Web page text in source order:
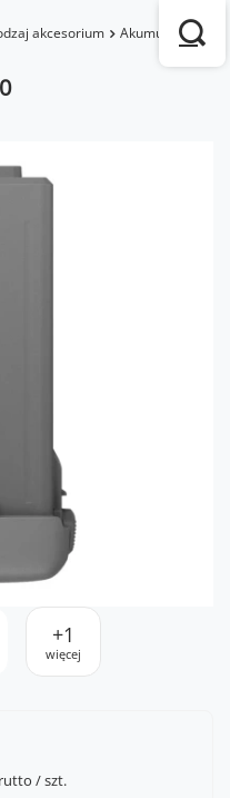
akcesorium Akumulatory
+1
więcej
/szt.